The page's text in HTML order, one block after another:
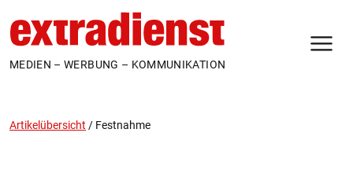
MEDIEN – WERBUNG – KOMMUNIKATION
Artikelübersicht / Festnahme